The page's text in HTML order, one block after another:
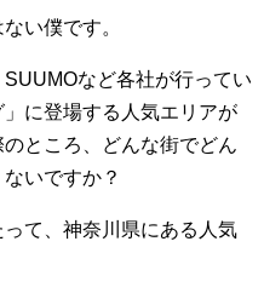
い僕です。
など各社が行ってい
に登場する人気エリアが
ところ、どんな街でどん
いですか？
て、神奈川県にある人気